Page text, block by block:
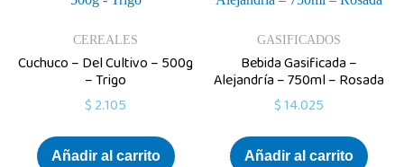
CEREALES
Cuchuco – Del Cultivo – 500g
– Trigo
$ 2.105
Añadir al carrito
GASIFICADOS
Bebida Gasificada –
Alejandría – 750ml – Rosada
$14.025
Añadir al carrito